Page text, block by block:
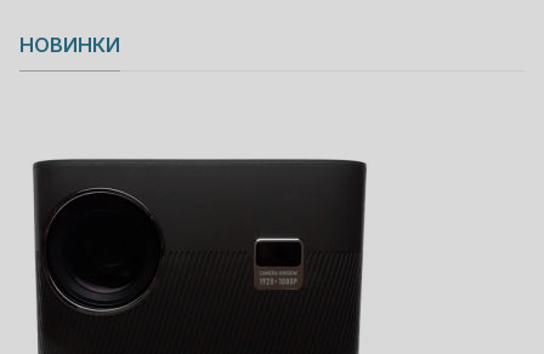
НОВИНКИ